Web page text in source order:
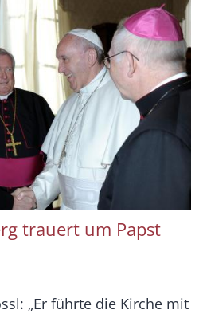
trauert um Papst
„Er führte die Kirche mit